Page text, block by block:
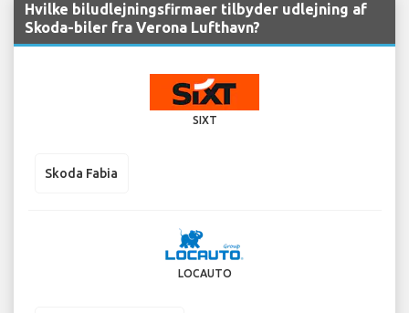
Hvilke biludlejningsfirmaer tilbyder udlejning af
Skoda-biler fra Verona Lufthavn?
SIXT
Skoda Fabia
LOCAUTO